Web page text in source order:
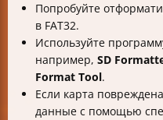
Попробуйте
в FAT32.
Используйте
например, SD
Format Tool.
Если карта
данные с помощью